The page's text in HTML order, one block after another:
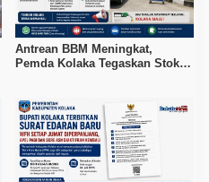
Antrean BBM Meningkat,
Pemda Kolaka Tegaskan Stok